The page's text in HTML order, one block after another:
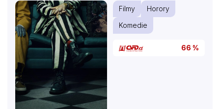
aby s přítelem Noahem (Martin Henderson) nalezla
způsob, jak zachránit sebe i svého jediného syna.
Netuší jak…
Filmy
Horory
Komedie
66 %